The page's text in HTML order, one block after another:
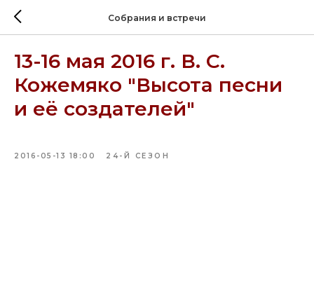
Собрания и встречи
13-16 мая 2016 г. В. С.
Кожемяко "Высота песни
и её создателей"
2016-05-13 18:00 24-Й СЕЗОН